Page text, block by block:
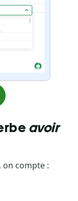
avoir
on compte :